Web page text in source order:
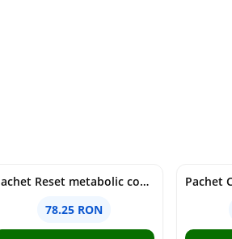
Pachet Reset metabolic complet
78.25 RON